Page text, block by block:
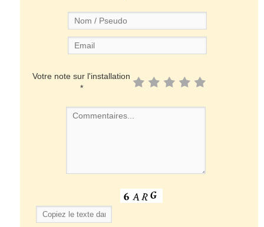
Votre note sur l'installation
*